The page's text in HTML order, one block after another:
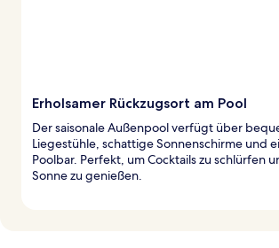
Erholsamer Rückzugsort am Pool
Der saisonale Außenpool verfügt über
Liegestühle, schattige Sonnenschirme und
Poolbar. Perfekt, um Cocktails zu schlürfen
Sonne zu genießen.